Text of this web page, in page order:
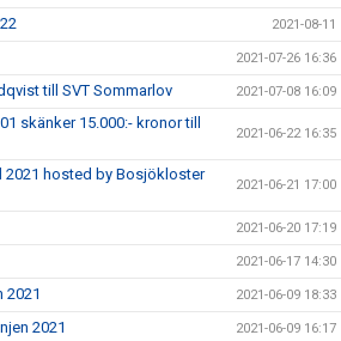
2021-08-11
2021-07-26 16:36
till SVT Sommarlov 2021-07-08 16:09
skänker 15.000:- kronor till
2021-06-22 16:35
2021 hosted by Bosjökloster
2021-06-21 17:00
2021-06-20 17:19
2021-06-17 14:30
2021 2021-06-09 18:33
2021 2021-06-09 16:17